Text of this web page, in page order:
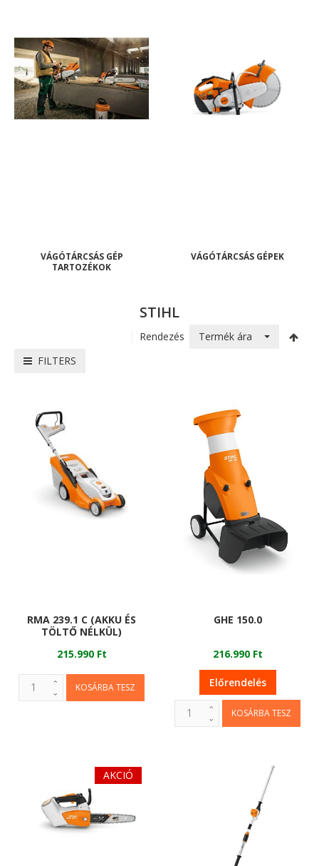
VÁGÓTÁRCSÁS GÉP
TARTOZÉKOK
VÁGÓTÁRCSÁS GÉPEK
STIHL
FILTERS
Rendezés Termék ára
RMA 239.1 C (AKKU ÉS
TÖLTŐ NÉLKÜL)
215.990 Ft
GHE 150.0
216.990 Ft
Előrendelés
AKCIÓ